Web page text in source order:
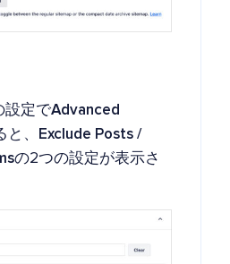
設定でAdvanced
、
Exclude Posts /
の2つの設定が表示さ